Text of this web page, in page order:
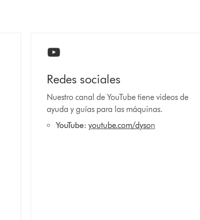
Redes sociales
Nuestro canal de YouTube tiene videos de
ayuda y guías para las máquinas.
YouTube: youtube.com/dyson